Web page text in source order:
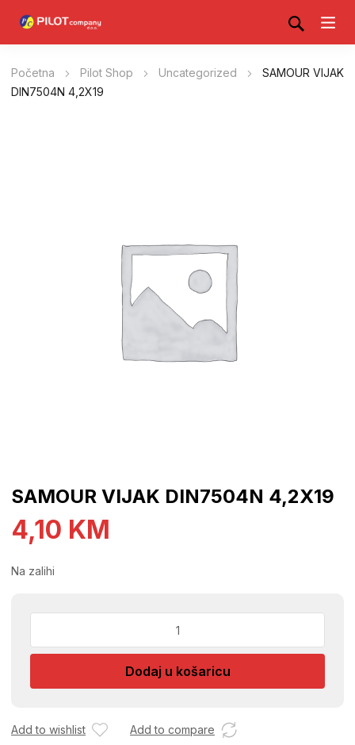
Početna Pilot Shop Uncategorized
SAMOUR VIJAK
DIN7504N 4,2X19
SAMOUR VIJAK DIN7504N 4,2X19
4,10 KM
Na zalihi
DIN7504N
količina
Dodaj u košaricu
Add to wishlist Add to compare